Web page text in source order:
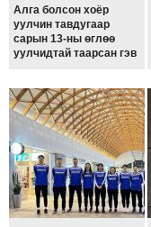
ЭРГЭН
ТОЙРОНД
"ОУВС"-
ЭРГЭН
ТОЙРОНД
"ЖИ
ТАЙМ"ЫН
ЭРГЭН
ТОЙРОНД
Алга болсон хоёр
уулчин тавдугаар
сарын 13-ны өглөө
уулчидтай таарсан гэв